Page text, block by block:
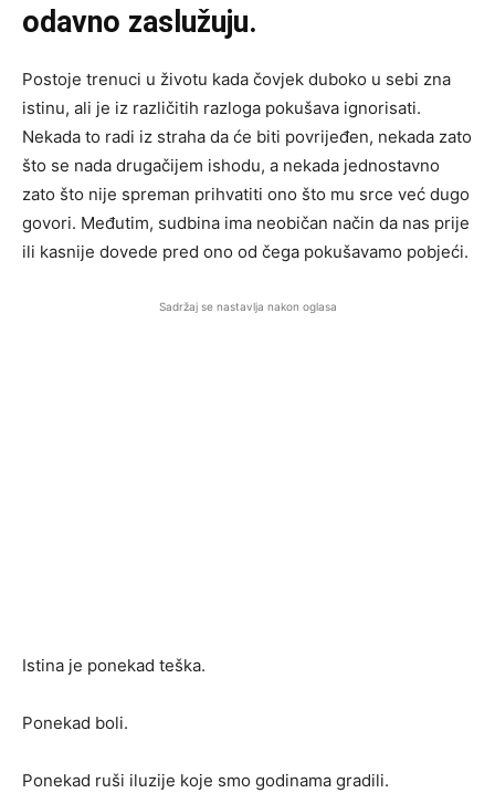
odavno zaslužuju.
Postoje trenuci u životu kada čovjek duboko u sebi zna
istinu, ali je iz različitih razloga pokušava ignorisati.
Nekada to radi iz straha da će biti povrijeđen, nekada zato
što se nada drugačijem ishodu, a nekada jednostavno
zato što nije spreman prihvatiti ono što mu srce već dugo
govori. Međutim, sudbina ima neobičan način da nas prije
ili kasnije dovede pred ono od čega pokušavamo pobjeći.
Sadržaj se nastavlja nakon oglasa
Istina je ponekad teška.
Ponekad boli.
Ponekad ruši iluzije koje smo godinama gradili.